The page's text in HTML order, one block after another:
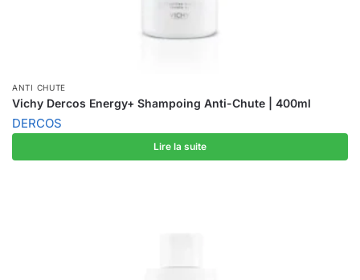
ANTI CHUTE
Vichy Dercos Energy+ Shampoing Anti-Chute | 400ml
DERCOS
Lire la suite